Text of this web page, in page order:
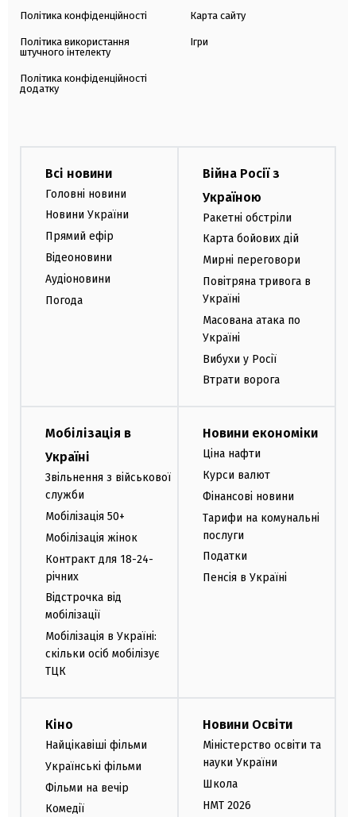
Політика конфіденційності
Політика використання
штучного інтелекту
Політика конфіденційності
додатку
Карта сайту
Ігри
Всі новини
Головні новини
Новини України
Прямий ефір
Відеоновини
Аудіоновини
Погода
Війна Росії з
Україною
Ракетні обстріли
Карта бойових дій
Мирні переговори
Повітряна тривога в
Україні
Масована атака по
Україні
Вибухи у Росії
Втрати ворога
Мобілізація в
Україні
Звільнення з військової
служби
Мобілізація 50+
Мобілізація жінок
Контракт для 18-24-
річних
Відстрочка від
мобілізації
Мобілізація в Україні:
скільки осіб мобілізує
ТЦК
Новини економіки
Ціна нафти
Курси валют
Фінансові новини
Тарифи на комунальні
послуги
Податки
Пенсія в Україні
Кіно
Найцікавіші фільми
Українські фільми
Фільми на вечір
Комедії
Новини Освіти
Міністерство освіти та
науки України
Школа
НМТ 2026